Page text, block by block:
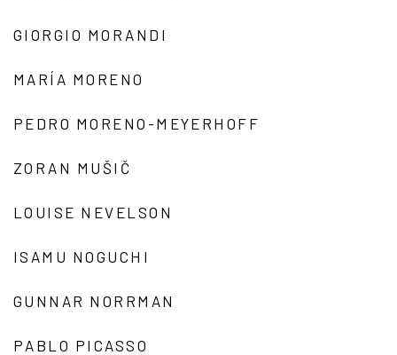
GIORGIO MORANDI
MARÍA MORENO
PEDRO MORENO-MEYERHOFF
ZORAN MUŠIČ
LOUISE NEVELSON
ISAMU NOGUCHI
GUNNAR NORRMAN
PABLO PICASSO